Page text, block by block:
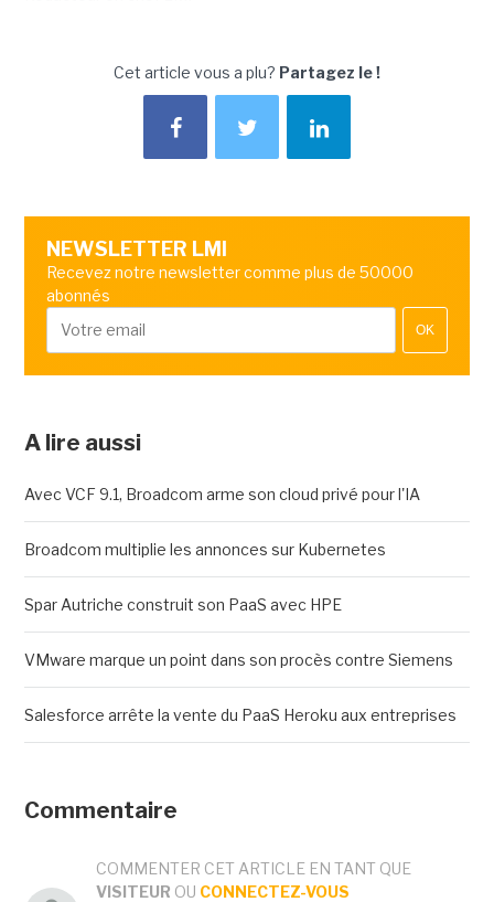
Cet article vous a plu? Partagez le !
NEWSLETTER LMI
Recevez notre newsletter comme plus de 50000
abonnés
OK
A lire aussi
Avec VCF 9.1, Broadcom arme son cloud privé pour l'IA
Broadcom multiplie les annonces sur Kubernetes
Spar Autriche construit son PaaS avec HPE
VMware marque un point dans son procès contre Siemens
Salesforce arrête la vente du PaaS Heroku aux entreprises
Commentaire
COMMENTER CET ARTICLE EN TANT QUE
VISITEUR OU CONNECTEZ-VOUS